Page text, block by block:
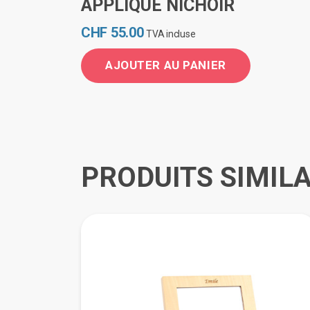
APPLIQUE NICHOIR
CHF 55.00 TVA incluse
AJOUTER AU PANIER
PRODUITS